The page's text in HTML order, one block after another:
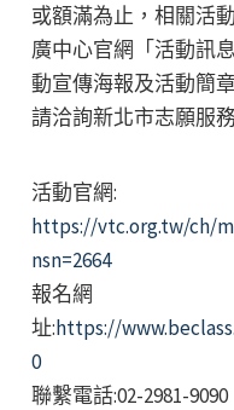
或額滿為止，相關活
廣中心官網「活動訊
動宣傳海報及活動簡
請洽詢新北市志願服
活動官網:
https://vtc.org.tw/ch/
nsn=2664
報名網
址:https://
0
聯繫電話:02-2981-9090